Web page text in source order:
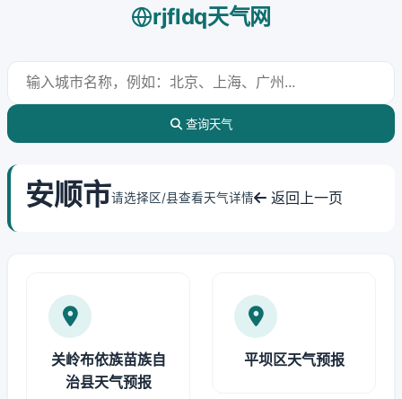
rjfldq天气网
查询天气
安顺市请选择区/县查看天气详情 返回上一页
关岭布依族苗族自
治县天气预报
平坝区天气预报